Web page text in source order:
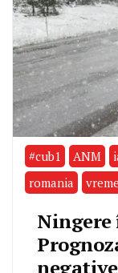
#cub1 ANM
romania
vreme
Ningere